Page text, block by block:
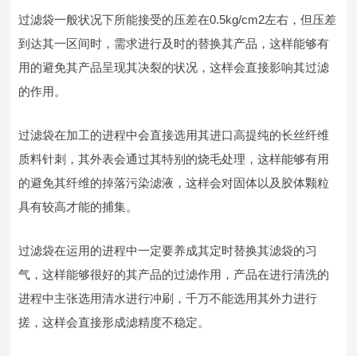
过滤袋一般状况下所能接受的压差在0.5kg/cm2左右，但压差
到达其一区间时，需求进行及时的替换其产品，这样能够有
用的避免其产品呈现其决裂的状况，这样会直接影响其过滤
的作用。
过滤袋在加工的进程中会直接选用其进口高提纯的长丝纤维
质料针刺，其外表会通过其特别的烧毛处理，这样能够有用
的避免其纤维的掉落污染滤液，这样会对固体以及胶体颗粒
具有较高才能的捕集。
过滤袋在运用的进程中一定要养成其定时替换其滤袋的习
气，这样能够很好的其产品的过滤作用，产品在进行清洗的
进程中主张选用清水进行冲刷，千万不能选用其外力进行
搓，这样会直接形成滤精度不稳定。